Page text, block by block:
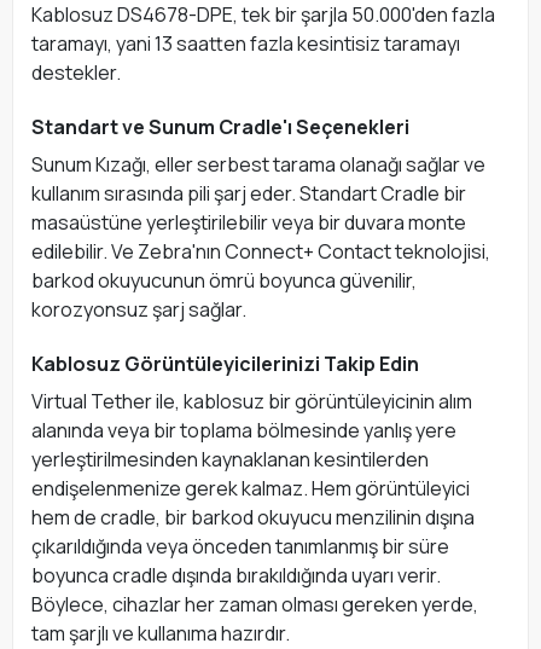
Kablosuz DS4678-DPE, tek bir şarjla 50.000'den fazla
taramayı, yani 13 saatten fazla kesintisiz taramayı
destekler.
Standart ve Sunum Cradle'ı Seçenekleri
Sunum Kızağı, eller serbest tarama olanağı sağlar ve
kullanım sırasında pili şarj eder. Standart Cradle bir
masaüstüne yerleştirilebilir veya bir duvara monte
edilebilir. Ve Zebra'nın Connect+ Contact teknolojisi,
barkod okuyucunun ömrü boyunca güvenilir,
korozyonsuz şarj sağlar.
Kablosuz Görüntüleyicilerinizi Takip Edin
Virtual Tether ile, kablosuz bir görüntüleyicinin alım
alanında veya bir toplama bölmesinde yanlış yere
yerleştirilmesinden kaynaklanan kesintilerden
endişelenmenize gerek kalmaz. Hem görüntüleyici
hem de cradle, bir barkod okuyucu menzilinin dışına
çıkarıldığında veya önceden tanımlanmış bir süre
boyunca cradle dışında bırakıldığında uyarı verir.
Böylece, cihazlar her zaman olması gereken yerde,
tam şarjlı ve kullanıma hazırdır.